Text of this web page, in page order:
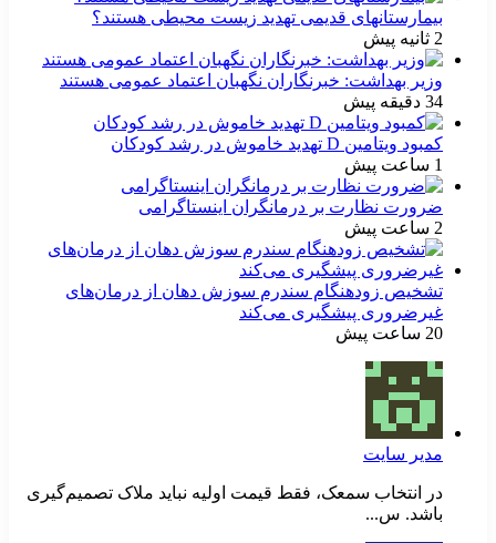
بیمارستانهای قدیمی تهدید زیست محیطی هستند؟
2 ثانیه پیش
وزیر بهداشت: خبرنگاران نگهبان اعتماد عمومی هستند
34 دقیقه پیش
کمبود ویتامین D تهدید خاموش در رشد کودکان
1 ساعت پیش
ضرورت نظارت بر درمانگران اینستاگرامی
2 ساعت پیش
تشخیص زودهنگام سندرم سوزش دهان از درمان‌های
غیرضروری پیشگیری می‌کند
20 ساعت پیش
مدیر سایت
در انتخاب سمعک، فقط قیمت اولیه نباید ملاک تصمیم‌گیری
باشد. س...